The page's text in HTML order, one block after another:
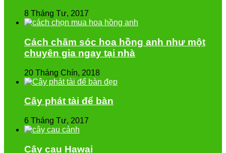
8 Tháng Tư, 2017
Cách chăm sóc hoa hồng anh như một
chuyên gia ngay tại nhà
20 Tháng Chín, 2018
Cây phát tài để bàn
6 Tháng Tư, 2017
Cây cau Hawai